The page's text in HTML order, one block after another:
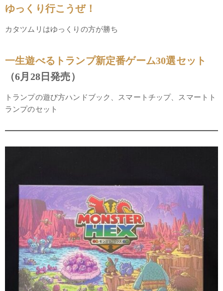
ゆっくり行こうぜ！
カタツムリはゆっくりの方が勝ち
一生遊べるトランプ新定番ゲーム30選セット
（6月28日発売）
トランプの遊び方ハンドブック、スマートチップ、スマートト
ランプのセット